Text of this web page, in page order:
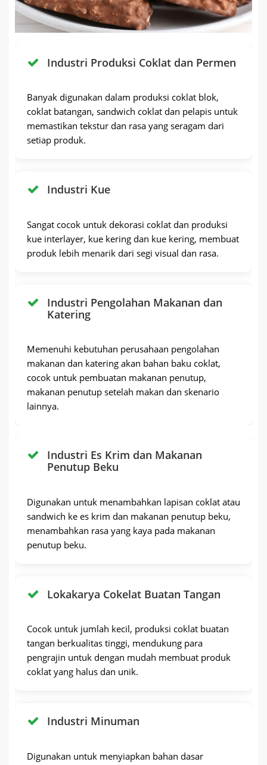
Industri Produksi Coklat dan Permen
Banyak digunakan dalam produksi coklat blok,
coklat batangan, sandwich coklat dan pelapis untuk
memastikan tekstur dan rasa yang seragam dari
setiap produk.
Industri Kue
Sangat cocok untuk dekorasi coklat dan produksi
kue interlayer, kue kering dan kue kering, membuat
produk lebih menarik dari segi visual dan rasa.
Industri Pengolahan Makanan dan
Katering
Memenuhi kebutuhan perusahaan pengolahan
makanan dan katering akan bahan baku coklat,
cocok untuk pembuatan makanan penutup,
makanan penutup setelah makan dan skenario
lainnya.
Industri Es Krim dan Makanan
Penutup Beku
Digunakan untuk menambahkan lapisan coklat atau
sandwich ke es krim dan makanan penutup beku,
menambahkan rasa yang kaya pada makanan
penutup beku.
Lokakarya Cokelat Buatan Tangan
Cocok untuk jumlah kecil, produksi coklat buatan
tangan berkualitas tinggi, mendukung para
pengrajin untuk dengan mudah membuat produk
coklat yang halus dan unik.
Industri Minuman
Digunakan untuk menyiapkan bahan dasar